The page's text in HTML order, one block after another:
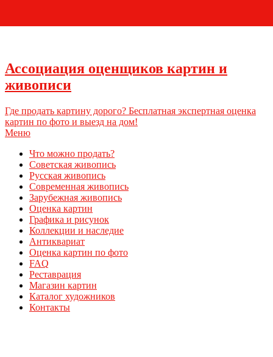
Ассоциация оценщиков картин и
живописи
Где продать картину дорого? Бесплатная экспертная оценка
картин по фото и выезд на дом!
Меню
Что можно продать?
Советская живопись
Русская живопись
Современная живопись
Зарубежная живопись
Оценка картин
Графика и рисунок
Коллекции и наследие
Антиквариат
Оценка картин по фото
FAQ
Реставрация
Магазин картин
Каталог художников
Контакты